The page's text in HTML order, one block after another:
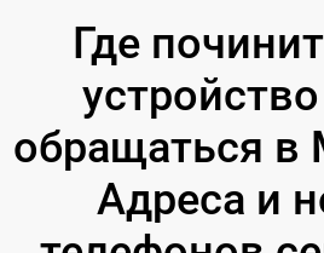
Где
обращаться в
Адреса и